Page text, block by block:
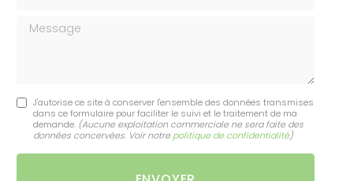
Message
J'autorise ce site à conserver l'ensemble des données transmises
dans ce formulaire pour faciliter le suivi et le traitement de ma
demande. (Aucune exploitation commerciale ne sera faite des
données concervées. Voir notre politique de confidentialité)